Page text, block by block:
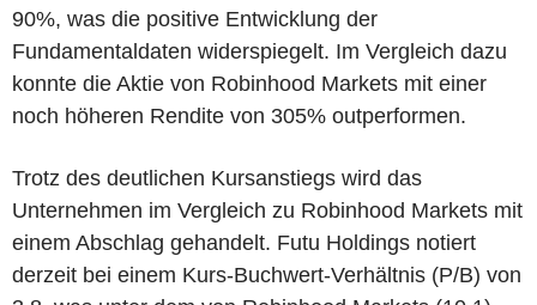
90%, was die positive Entwicklung der
Fundamentaldaten widerspiegelt. Im Vergleich dazu
konnte die Aktie von Robinhood Markets mit einer
noch höheren Rendite von 305% outperformen.
Trotz des deutlichen Kursanstiegs wird das
Unternehmen im Vergleich zu Robinhood Markets mit
einem Abschlag gehandelt. Futu Holdings notiert
derzeit bei einem Kurs-Buchwert-Verhältnis (P/B) von